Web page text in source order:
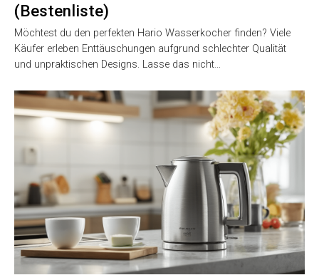
(Bestenliste)
Möchtest du den perfekten Hario Wasserkocher finden? Viele
Käufer erleben Enttäuschungen aufgrund schlechter Qualität
und unpraktischen Designs. Lasse das nicht…